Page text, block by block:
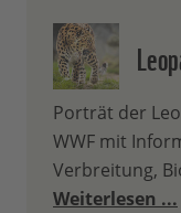
Porträt der
WWF mit
Verbreitung,
Weiterlesen ...